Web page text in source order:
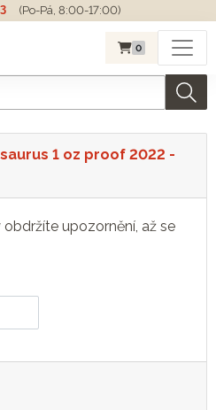
(Po-Pá, 8:00-17:00)
0
1 oz proof 2022 -
upozornění, až se